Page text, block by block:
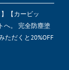
【カービッ
へ。 完全防塵塗
ただくと20%OFF